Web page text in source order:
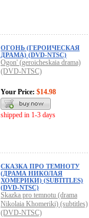
ОГОНЬ (ГЕРОИЧЕСКАЯ
ДРАМА) (DVD-NTSC)
Ogon' (geroicheskaia drama)
(DVD-NTSC)
Your Price: $14.98
shipped in 1-3 days
СКАЗКА ПРО ТЕМНОТУ
(ДРАМА НИКОЛАЯ
ХОМЕРИКИ) (SUBTITLES)
(DVD-NTSC)
Skazka pro temnotu (drama
Nikolaia Khomeriki) (subtitles)
(DVD-NTSC)